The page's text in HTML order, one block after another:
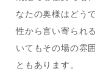
なたの奥様はどう
性から言い寄られ
いてもその場の雰
ともあります。